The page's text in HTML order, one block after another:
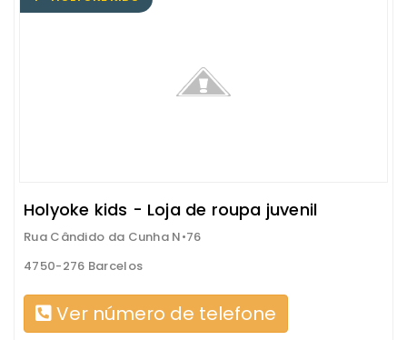
Holyoke kids - Loja de roupa juvenil
Rua Cândido da Cunha N•76
4750-276 Barcelos
Ver número de telefone